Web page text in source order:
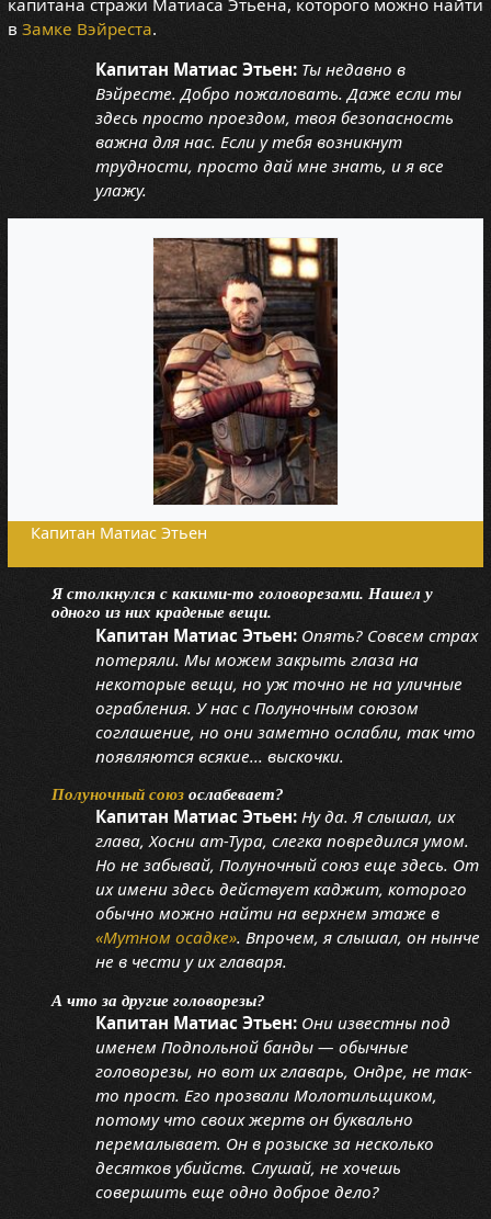
капитана стражи Матиаса Этьена, которого можно найти
в Замке Вэйреста.
Капитан Матиас Этьен: Ты недавно в
Вэйресте. Добро пожаловать. Даже если ты
здесь просто проездом, твоя безопасность
важна для нас. Если у тебя возникнут
трудности, просто дай мне знать, и я все
улажу.
Капитан Матиас Этьен
Я столкнулся с какими-то головорезами. Нашел у
одного из них краденые вещи.
Капитан Матиас Этьен: Опять? Совсем страх
потеряли. Мы можем закрыть глаза на
некоторые вещи, но уж точно не на уличные
ограбления. У нас с Полуночным союзом
соглашение, но они заметно ослабли, так что
появляются всякие... выскочки.
Полуночный союзослабевает?
Капитан Матиас Этьен: Ну да. Я слышал, их
глава, Хосни ат-Тура, слегка повредился умом.
Но не забывай, Полуночный союз еще здесь. От
их имени здесь действует каджит, которого
обычно можно найти на верхнем этаже в
«Мутном осадке». Впрочем, я слышал, он нынче
не в чести у их главаря.
А что за другие головорезы?
Капитан Матиас Этьен: Они известны под
именем Подпольной банды — обычные
головорезы, но вот их главарь, Ондре, не так-
то прост. Его прозвали Молотильщиком,
потому что своих жертв он буквально
перемалывает. Он в розыске за несколько
десятков убийств. Слушай, не хочешь
совершить еще одно доброе дело?